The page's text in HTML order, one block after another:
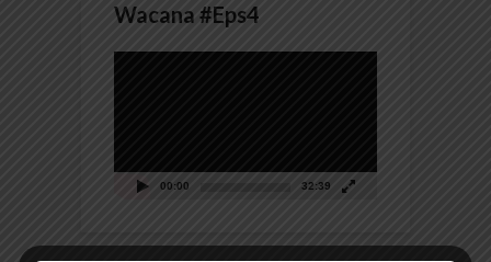
Wacana #Eps4
00:00 32:39